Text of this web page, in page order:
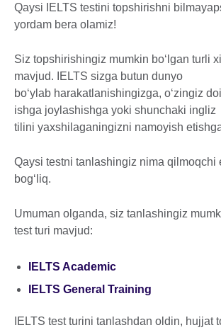
Qaysi IELTS testini topshirishni
yordam bera olamiz!
Siz topshirishingiz mumkin bo‘lgan turli
mavjud. IELTS sizga butun dunyo
bo‘ylab harakatlanishingizga, o‘zingiz
ishga joylashishga yoki shunchaki ingliz
tilini yaxshilaganingizni namoyish
Qaysi testni tanlashingiz nima qilmoqchi
bog‘liq.
Umuman olganda, siz tanlashingiz
test turi mavjud:
IELTS Academic
IELTS General Training
IELTS test turini tanlashdan oldin, hujjat